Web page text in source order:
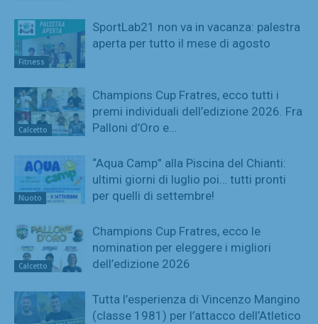
Fitness
SportLab21 non va in vacanza: palestra
aperta per tutto il mese di agosto
Calcetto
Champions Cup Fratres, ecco tutti i
premi individuali dell’edizione 2026. Fra
Palloni d’Oro e…
Nuoto
“Aqua Camp” alla Piscina del Chianti:
ultimi giorni di luglio poi… tutti pronti
per quelli di settembre!
Calcetto
Champions Cup Fratres, ecco le
nomination per eleggere i migliori
dell’edizione 2026
Tutta l’esperienza di Vincenzo Mangino
(classe 1981) per l’attacco dell’Atletico